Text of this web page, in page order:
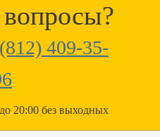
409-35-
20:00 без выходных